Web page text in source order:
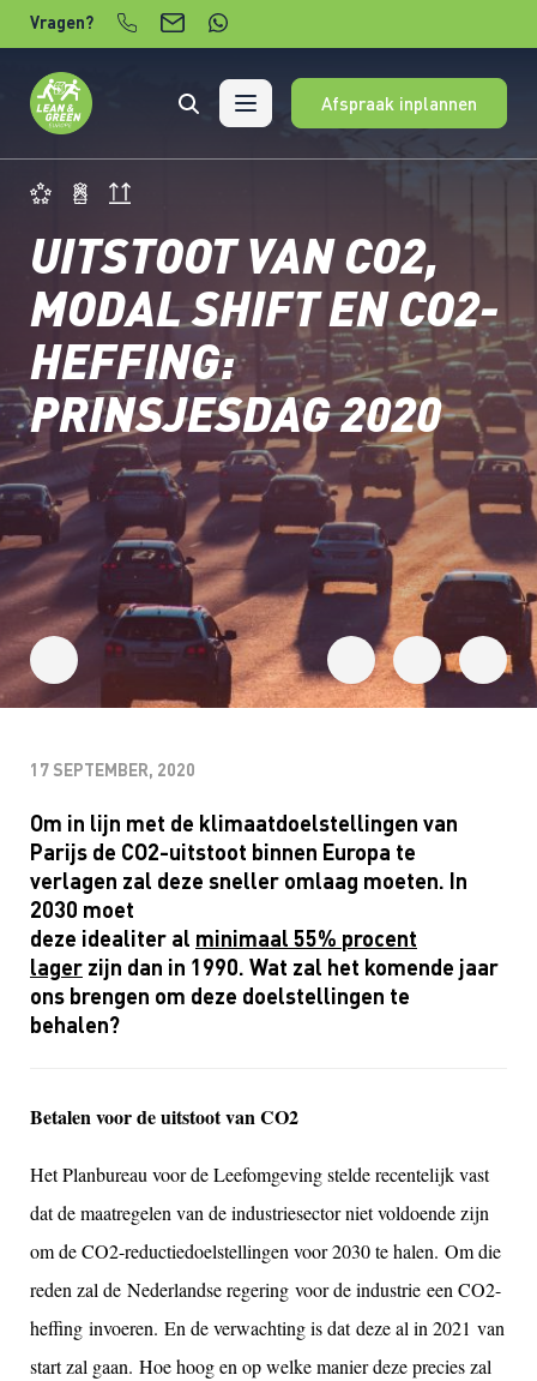
Verder naar content
Vragen?
Afspraak inplannen
UITSTOOT VAN CO2,
MODAL SHIFT EN CO2-
HEFFING:
PRINSJESDAG 2020
17 SEPTEMBER, 2020
Om in lijn met de klimaatdoelstellingen van
Parijs de CO2-uitstoot binnen Europa te
verlagen zal deze sneller omlaag moeten. In
2030 moet
deze idealiter al minimaal 55% procent
lager zijn dan in 1990. Wat zal het komende jaar
ons brengen om deze doelstellingen te
behalen?
Betalen voor de uitstoot van CO2
Het Planbureau voor de Leefomgeving stelde recentelijk vast
dat de maatregelen van de industriesector niet voldoende zijn
om de CO2-reductiedoelstellingen voor 2030 te halen. Om die
reden zal de Nederlandse regering voor de industrie een CO2-
heffing invoeren. En de verwachting is datdeze al in 2021 van
start zal gaan. Hoe hoog en op welke manier deze precies zal